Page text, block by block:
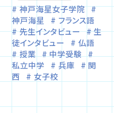
神戸海星女子学院
神戸海星
フランス語
先生インタビュー
生
徒インタビュー
仏語
授業
中学受験
私立中学
兵庫
関
西
女子校